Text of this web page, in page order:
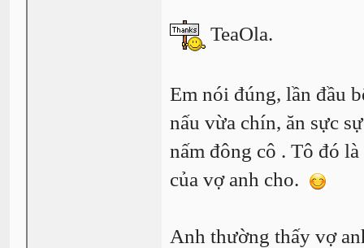
TeaOla.
Em nói đúng, lần đầu
nấu vừa chín, ăn sực
nấm đông cô . Tô đó
của vợ anh cho.
Anh thường thấy vợ